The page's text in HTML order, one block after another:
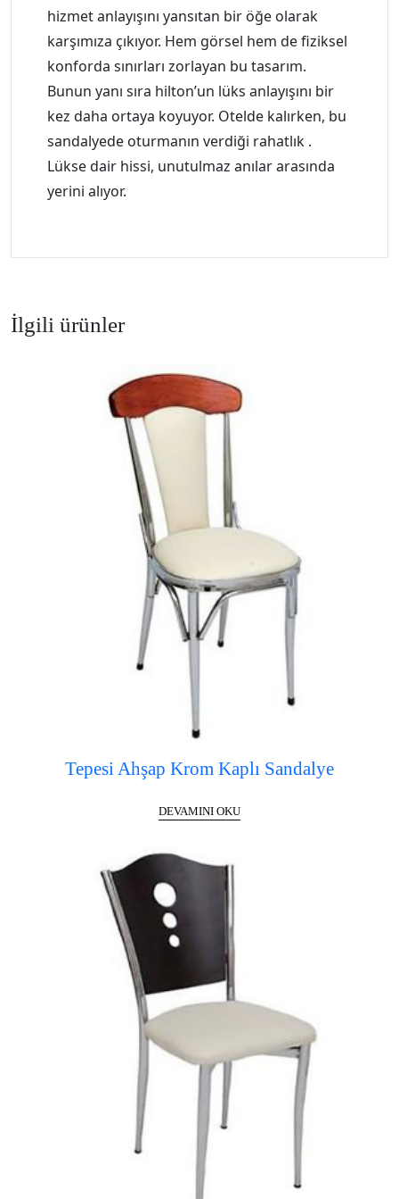
hizmet anlayışını yansıtan bir öğe olarak
karşımıza çıkıyor. Hem görsel hem de fiziksel
konforda sınırları zorlayan bu tasarım.
Bunun yanı sıra hilton’un lüks anlayışını bir
kez daha ortaya koyuyor. Otelde kalırken, bu
sandalyede oturmanın verdiği rahatlık .
Lükse dair hissi, unutulmaz anılar arasında
yerini alıyor.
İlgili ürünler
Tepesi Ahşap Krom Kaplı Sandalye
DEVAMINI OKU